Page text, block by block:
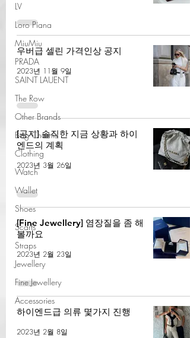
LV
Loro Piana
MiuMiu
PRADA
SAINT LAUENT
The Row
Other Brands
Bag Charms
Clothing
Watch
Wallet
Shoes
Scarfs
Straps
Jewellery
Fine Jewellery
Accessories
우버급 셀린 가격인상 공지
2023년 11월 9일
[공지] 솔직한 지금 상황과 하이
엔드의 계획
2023년 3월 26일
[Fine Jewellery] 염장질을 좀 해
볼까요
2023년 2월 23일
하이엔드급 의류 몇가지 진행
2023년 2월 8일